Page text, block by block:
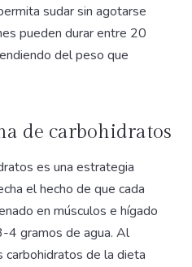
sudar sin agotarse
pueden durar entre 20
del peso que
de carbohidratos
es una estrategia
el hecho de que cada
en músculos e hígado
4 gramos de agua. Al
de la dieta